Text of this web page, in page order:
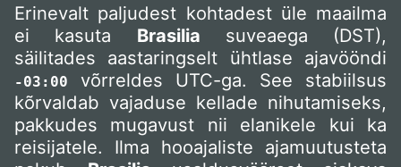
Erinevalt paljudest kohtadest üle maailma
ei kasuta Brasilia suveaega (DST),
säilitades aastaringselt ühtlase ajavööndi
-03:00
võrreldes UTC-ga. See stabiilsus
kõrvaldab vajaduse kellade nihutamiseks,
pakkudes mugavust nii elanikele kui ka
reisijatele. Ilma hooajaliste ajamuutusteta